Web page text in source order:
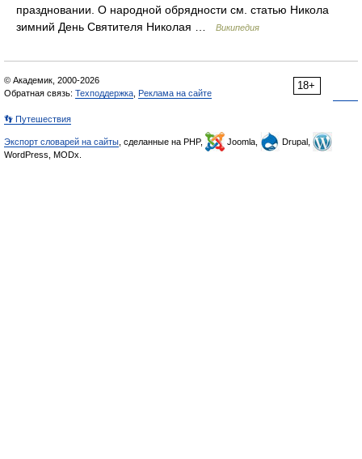
праздновании. О народной обрядности см. статью Никола
зимний День Святителя Николая …
Википедия
18+
© Академик, 2000-2026
Обратная связь: Техподдержка Реклама на сайте
👣 Путешествия
Экспорт словарей на сайты , сделанные на PHP, Joomla,
Drupal,
WordPress, MODx.